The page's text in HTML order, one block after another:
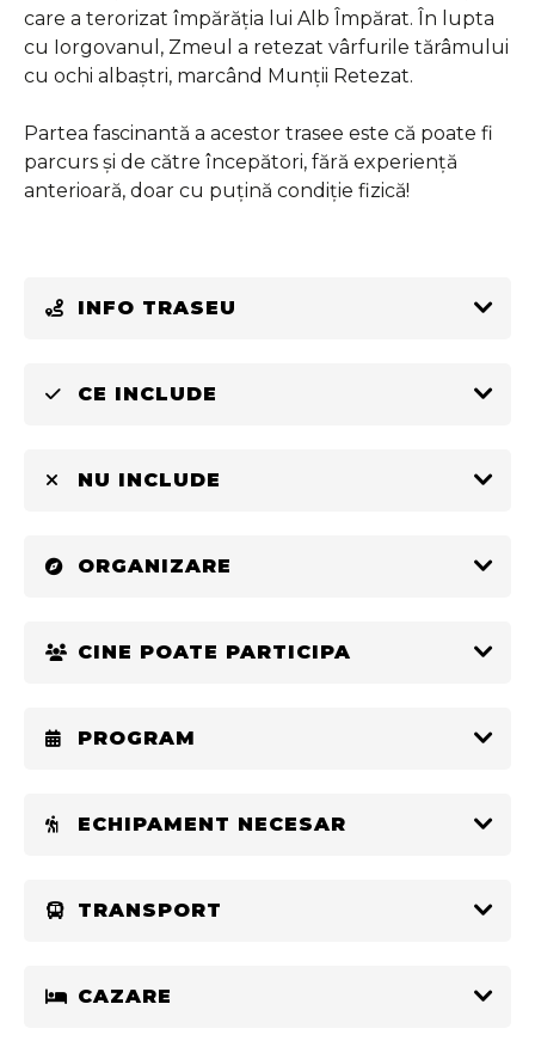
care a terorizat împărăția lui Alb Împărat. În lupta
cu Iorgovanul, Zmeul a retezat vârfurile tărâmului
cu ochi albaștri, marcând Munții Retezat.
Partea fascinantă a acestor trasee este că poate fi
parcurs și de către începători, fără experiență
anterioară, doar cu puțină condiție fizică!
INFO TRASEU
CE INCLUDE
NU INCLUDE
ORGANIZARE
CINE POATE PARTICIPA
PROGRAM
ECHIPAMENT NECESAR
TRANSPORT
CAZARE